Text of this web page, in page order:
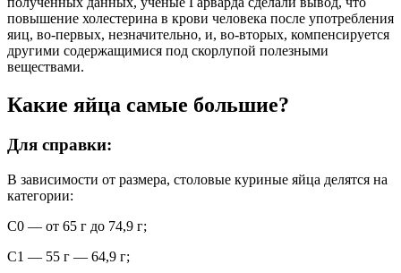
повышение холестерина в крови человека после употребления
яиц, во-первых, незначительно, и, во-вторых, компенсируется
другими содержащимися под скорлупой полезными
веществами.
Какие яйца самые большие?
Для справки:
В зависимости от размера, столовые куриные яйца делятся на
категории:
С0 — от 65 г до 74,9 г;
С1 — 55 г — 64,9 г;